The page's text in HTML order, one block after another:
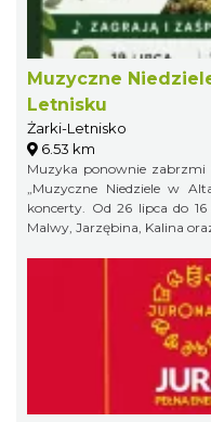
Muzyczne
Letnisku
Żarki-Letnisko
6.53 km
Muzyka ponownie
„Muzyczne Niedziele w
koncerty. Od 26 lipca do
Malwy, Jarzębina, Kalina